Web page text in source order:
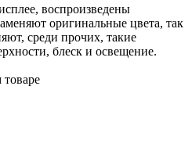
воспроизведены
оригинальные цвета, так
среди прочих, такие
блеск и освещение.
товаре